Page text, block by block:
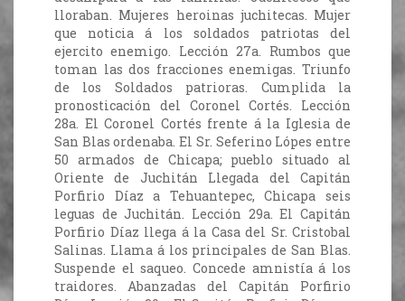
lloraban. Mujeres heroinas juchitecas. Mujer
que noticia á los soldados patriotas del
ejercito enemigo. Lección 27a. Rumbos que
toman las dos fracciones enemigas. Triunfo
de los Soldados patrioras. Cumplida la
pronosticación del Coronel Cortés. Lección
28a. El Coronel Cortés frente á la Iglesia de
San Blas ordenaba. El Sr. Seferino Lópes entre
50 armados de Chicapa; pueblo situado al
Oriente de Juchitán Llegada del Capitán
Porfirio Díaz a Tehuantepec, Chicapa seis
leguas de Juchitán. Lección 29a. El Capitán
Porfirio Díaz llega á la Casa del Sr. Cristobal
Salinas. Llama á los principales de San Blas.
Suspende el saqueo. Concede amnistía á los
traidores. Abanzadas del Capitán Porfirio